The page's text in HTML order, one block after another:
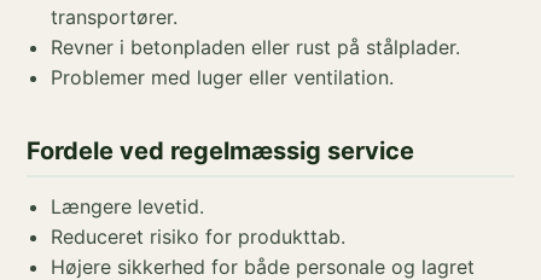
transportører.
Revner i betonpladen eller rust på stålplader.
Problemer med luger eller ventilation.
Fordele ved regelmæssig service
Længere levetid.
Reduceret risiko for produkttab.
Højere sikkerhed for både personale og lagret